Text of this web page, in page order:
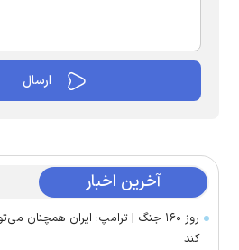
آخرین اخبار
روز ۱۶۰ جنگ | ترامپ: ایران همچنان
کند